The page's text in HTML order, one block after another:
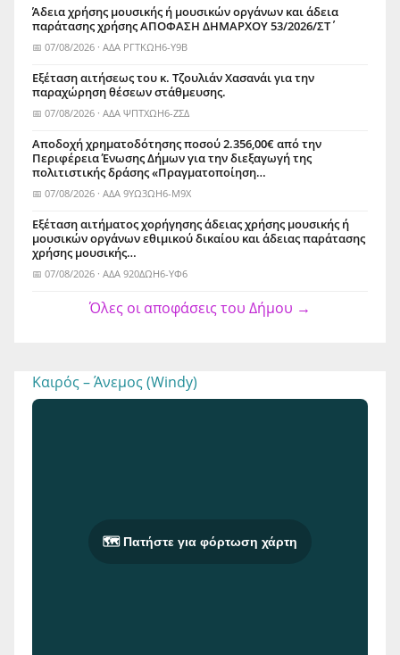
Άδεια χρήσης μουσικής ή μουσικών οργάνων και άδεια
παράτασης χρήσης ΑΠΟΦΑΣΗ ΔΗΜΑΡΧΟΥ 53/2026/ΣΤ΄
📅 07/08/2026 · ΑΔΑ ΡΓΤΚΩΗ6-Υ9Β
Εξέταση αιτήσεως του κ. Τζουλιάν Χασανάι για την
παραχώρηση θέσεων στάθμευσης.
📅 07/08/2026 · ΑΔΑ ΨΠΤΧΩΗ6-ΖΣΔ
Αποδοχή χρηματοδότησης ποσού 2.356,00€ από την
Περιφέρεια Ένωσης Δήμων για την διεξαγωγή της
πολιτιστικής δράσης «Πραγματοποίηση…
📅 07/08/2026 · ΑΔΑ 9ΥΩ3ΩΗ6-Μ9Χ
Εξέταση αιτήματος χορήγησης άδειας χρήσης μουσικής ή
μουσικών οργάνων εθιμικού δικαίου και άδειας παράτασης
χρήσης μουσικής…
📅 07/08/2026 · ΑΔΑ 920ΔΩΗ6-ΥΦ6
Όλες οι αποφάσεις του Δήμου →
Καιρός – Άνεμος (Windy)
🗺️ Πατήστε για φόρτωση χάρτη